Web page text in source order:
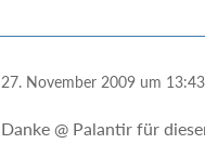
27. November 2009 um 13:43
Danke @ Palantir für